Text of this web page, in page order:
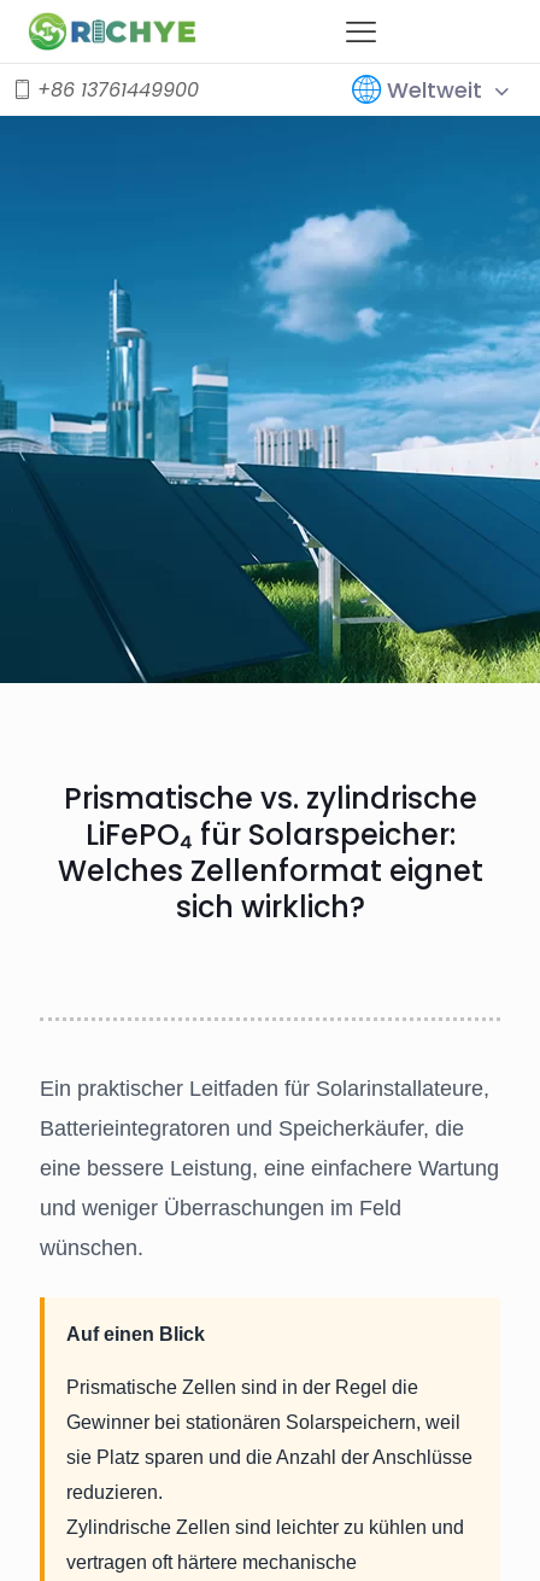
+86 13761449900 Weltweit
Prismatische vs. zylindrische
LiFePO₄ für Solarspeicher:
Welches Zellenformat eignet
sich wirklich?
Ein praktischer Leitfaden für Solarinstallateure,
Batterieintegratoren und Speicherkäufer, die
eine bessere Leistung, eine einfachere Wartung
und weniger Überraschungen im Feld
wünschen.
Auf einen Blick
Prismatische Zellen sind in der Regel die
Gewinner bei stationären Solarspeichern, weil
sie Platz sparen und die Anzahl der Anschlüsse
reduzieren.
Zylindrische Zellen sind leichter zu kühlen und
vertragen oft härtere mechanische